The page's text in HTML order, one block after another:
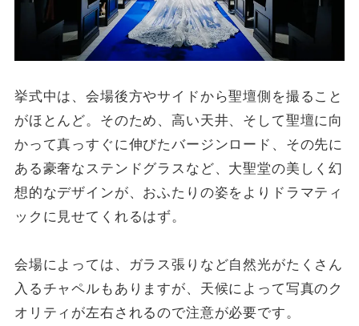
挙式中は、会場後方やサイドから聖壇側を撮ること
がほとんど。そのため、高い天井、そして聖壇に向
かって真っすぐに伸びたバージンロード、その先に
ある豪奢なステンドグラスなど、大聖堂の美しく幻
想的なデザインが、おふたりの姿をよりドラマティ
ックに見せてくれるはず。
会場によっては、ガラス張りなど自然光がたくさん
入るチャペルもありますが、天候によって写真のク
オリティが左右されるので注意が必要です。